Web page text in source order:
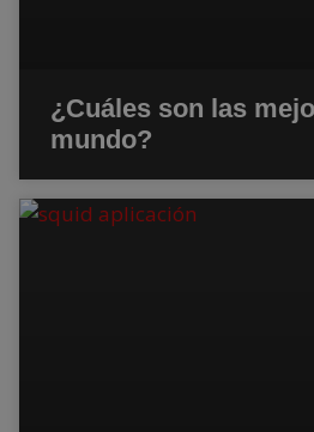
¿Cuáles son las
mundo?